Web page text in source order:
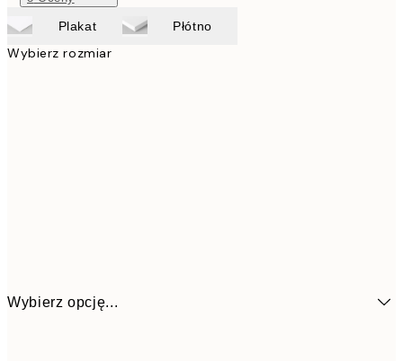
Plakat Płótno
Wybierz rozmiar
Wybierz opcję...